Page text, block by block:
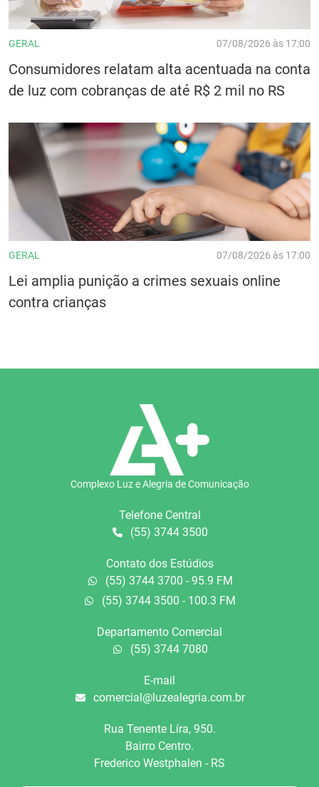
GERAL 07/08/2026 às 17:00
Consumidores relatam alta acentuada na conta
de luz com cobranças de até R$ 2 mil no RS
GERAL 07/08/2026 às 17:00
Lei amplia punição a crimes sexuais online
contra crianças
Complexo Luz e Alegria de Comunicação
Telefone Central
(55) 3744 3500
Contato dos Estúdios
(55) 3744 3700 - 95.9 FM
(55) 3744 3500 - 100.3 FM
Departamento Comercial
(55) 3744 7080
E-mail
comercial@luzealegria.com.br
Rua Tenente Líra, 950.
Bairro Centro.
Frederico Westphalen - RS